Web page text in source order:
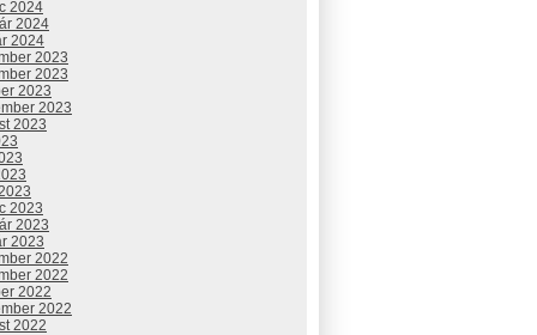
2024
2024
2024
2023
2023
2023
2023
2023
2023
2023
2023
2022
2022
2022
2022
2022